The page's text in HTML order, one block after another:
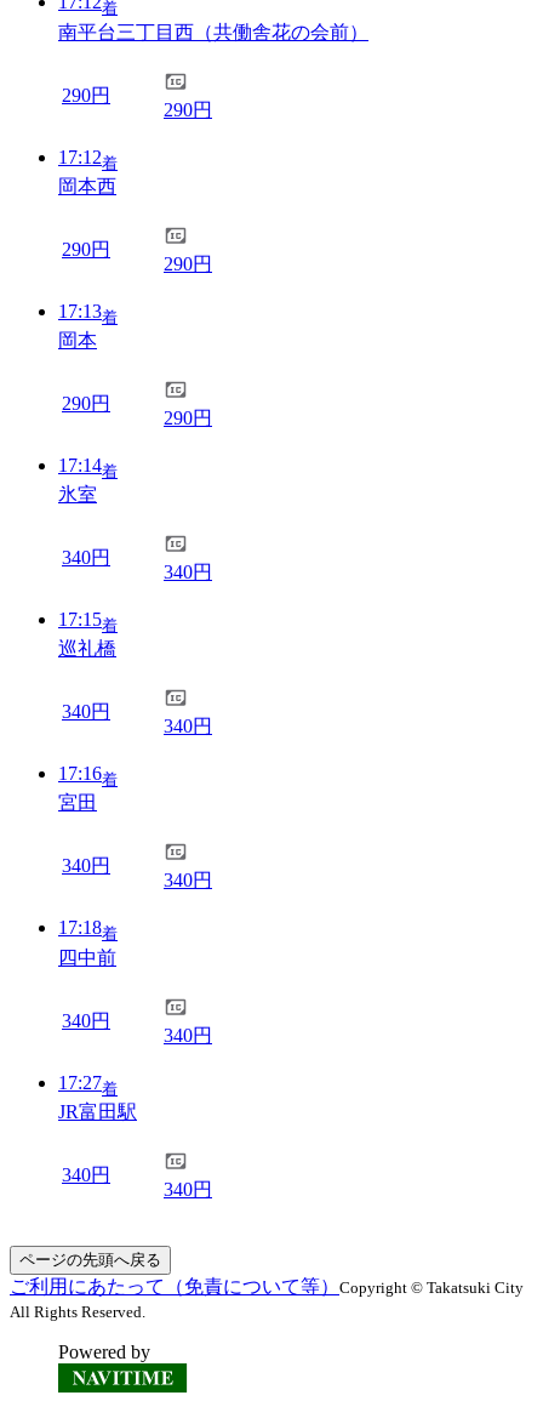
着
南平台三丁目西（共働舎花の会前）
290円
290円
17:12着
岡本西
290円
290円
17:13着
岡本
290円
290円
17:14着
氷室
340円
340円
17:15着
巡礼橋
340円
340円
17:16着
宮田
340円
340円
17:18着
四中前
340円
340円
17:27着
JR富田駅
340円
340円
ページの先頭へ戻る
ご利用にあたって（免責について等） Copyright © Takatsuki City
All Rights Reserved.
Powered by